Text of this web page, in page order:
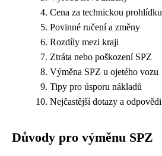
Cena za technickou prohlídku
Povinné ručení a změny
Rozdíly mezi kraji
Ztráta nebo poškození SPZ
Výměna SPZ u ojetého vozu
Tipy pro úsporu nákladů
Nejčastější dotazy a odpovědi
Důvody pro výměnu SPZ